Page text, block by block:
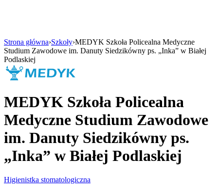
Strona główna›Szkoły›MEDYK Szkoła Policealna Medyczne
Studium Zawodowe im. Danuty Siedzikówny ps. „Inka” w Białej
Podlaskiej
MEDYK Szkoła Policealna
Medyczne Studium Zawodowe
im. Danuty Siedzikówny ps.
„Inka” w Białej Podlaskiej
Higienistka stomatologiczna